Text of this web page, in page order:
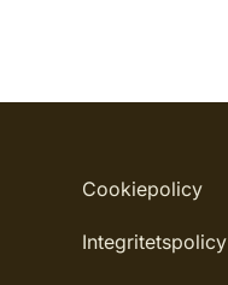
Cookiepolicy
Integritetspolicy